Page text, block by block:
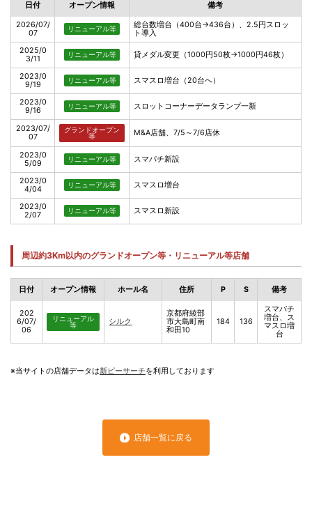
日付 オープン情報 備考
2026/07/
07
リニューアル等
総台数増台（400台→436台）、2.5円スロッ
ト導入
2025/0
3/11
リニューアル等 貸メダル変更（1000円50枚→1000円46枚）
2023/0
9/19
リニューアル等 スマスロ増台（20台へ）
2023/0
9/16
リニューアル等 スロットコーナーデータランプ一新
2023/07/
07
グランドオープン
等
M&A店舗、7/5～7/6店休
2023/0
5/09
リニューアル等 スマパチ新設
2023/0
4/04
リニューアル等 スマスロ増台
2023/0
2/07
リニューアル等 スマスロ新設
周辺約3Km以内のグランドオープン等・リニューアル等店舗
日付 オープン情報 ホール名 住所 P S 備考
202
6/07/
06
リニューアル
等
シルク
京都府綾部
市大島町南
和田10
184 136
スマパチ
増台、ス
マスロ増
台
※当サイトの店舗データは新ピーサーチを利用しております
店舗一覧に戻る